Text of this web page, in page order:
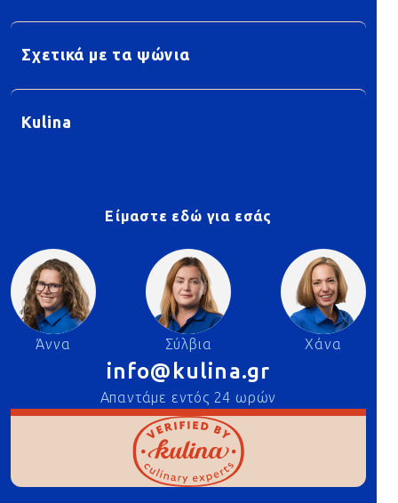
Σχετικά με τα ψώνια
Kulina
Είμαστε εδώ για εσάς
Άννα Σύλβια Χάνα
info@kulina.gr
Απαντάμε εντός 24 ωρών